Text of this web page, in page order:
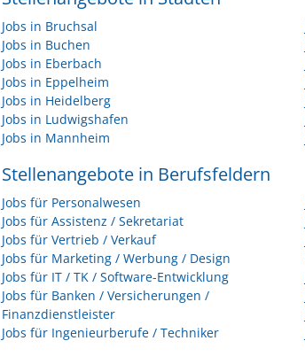
Jobs in Bruchsal
Jobs in Buchen
Jobs in Eberbach
Jobs in Eppelheim
Jobs in Heidelberg
Jobs in Ludwigshafen
Jobs in Mannheim
Stellenangebote in Berufsfeldern
Jobs für Personalwesen
Jobs für Assistenz / Sekretariat
Jobs für Vertrieb / Verkauf
Jobs für Marketing / Werbung / Design
Jobs für IT / TK / Software-Entwicklung
Jobs für Banken / Versicherungen /
Finanzdienstleister
Jobs für Ingenieurberufe / Techniker